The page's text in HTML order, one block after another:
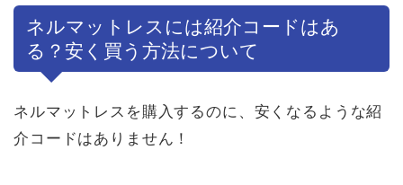
ネルマットレスには紹介コードはあ
る？安く買う方法について
ネルマットレスを購入するのに、安くなるような紹
介コードはありません！